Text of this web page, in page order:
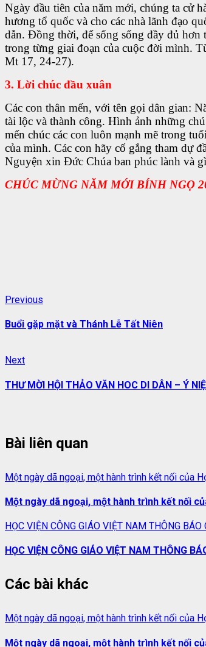
Ngày đầu tiên của năm mới, chúng ta cử
hương tổ quốc và cho các nhà lãnh đạo
dẫn. Đồng thời, để sống sống đầy đủ hơn
trong từng giai đoạn của cuộc đời mình.
Mt 17, 24-27).
3. Lời chúc đầu xuân
Các con thân mến, với tên gọi dân gian:
tài lộc và thành công. Hình ảnh những
mến chúc các con luôn mạnh mẽ trong
của mình. Các con hãy cố gắng tham dự
Nguyện xin Đức Chúa ban phúc lành và
CHÚC MỪNG NĂM MỚI BÍNH NGỌ
Continue
Reading
Previous
Buổi gặp mặt và Thánh Lễ Tất Niên
NextNext
THƯ MỜI HỘI THẢO VĂN HOC DI DÂN – Ý
Bài liên quan
Một ngày dã ngoại, một hành trình kết nối của
Một ngày dã ngoại, một hành trình kết nối
HỌC VIỆN CÔNG GIÁO VIỆT NAM THÔNG
HỌC VIỆN CÔNG GIÁO VIỆT NAM THÔNG
Các bài khác
Một ngày dã ngoại, một hành trình kết nối của
Một ngày dã ngoại, một hành trình kết nối